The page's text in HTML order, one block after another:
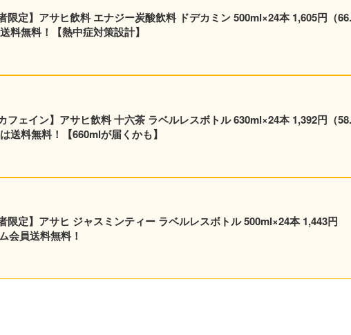
飲料 ドデカミン 500ml×24本 1,605円（66.9
料無料！【熱中症対策設計】
フェイン】アサヒ飲料 十六茶 ラベルレスボトル 630ml×24本 1,392円（
送料無料！【660mlが届くかも】
限定】アサヒ ジャスミンティー ラベルレスボトル 500ml×24本 1,443円
会員送料無料！